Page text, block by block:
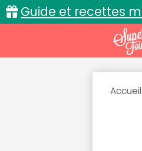
Guide et recettes
Accueil